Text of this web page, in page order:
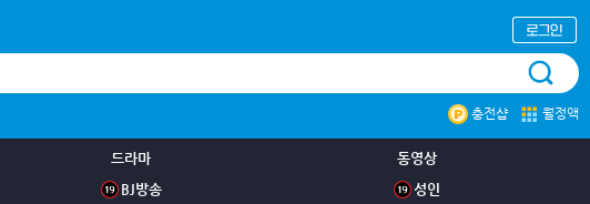
충전샵 월정액
드라마
동영상
BJ방송 성인